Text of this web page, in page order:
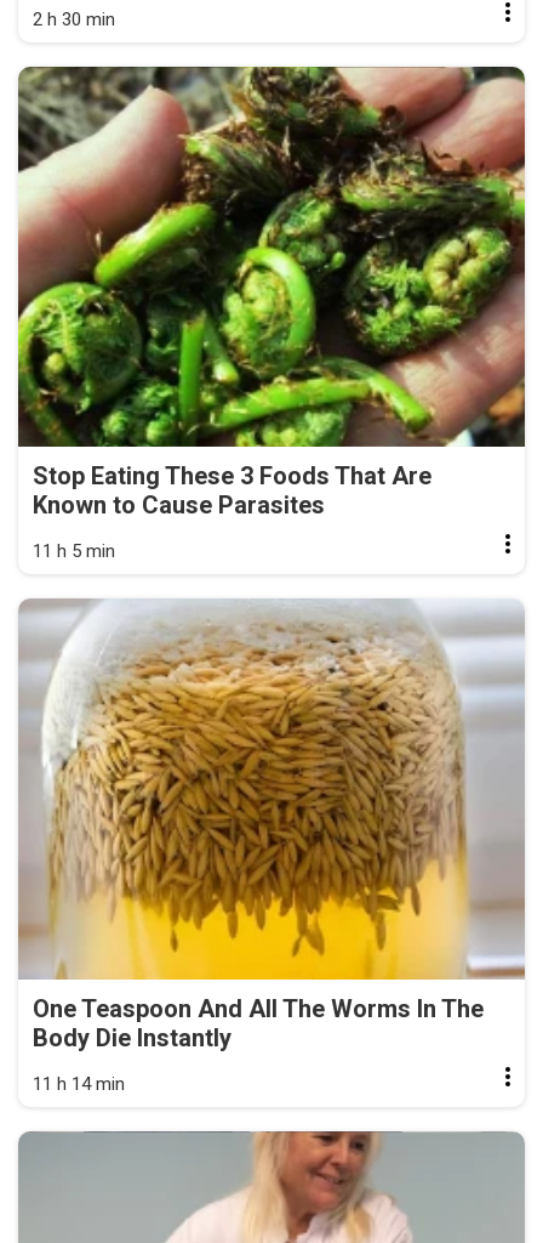
2 h 30 min
Stop Eating These 3 Foods That Are
Known to Cause Parasites
11 h 5 min
One Teaspoon And All The Worms In The
Body Die Instantly
11 h 14 min